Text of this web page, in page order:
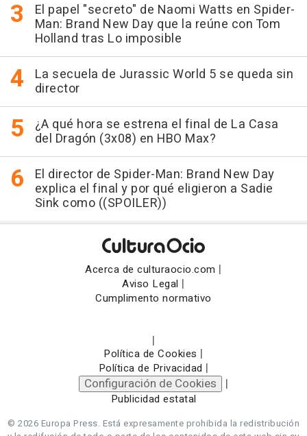
El papel "secreto" de Naomi Watts en Spider-
Man: Brand New Day que la reúne con Tom
Holland tras Lo imposible
La secuela de Jurassic World 5 se queda sin
director
¿A qué hora se estrena el final de La Casa
del Dragón (3x08) en HBO Max?
El director de Spider-Man: Brand New Day
explica el final y por qué eligieron a Sadie
Sink como ((SPOILER))
Acerca de culturaocio.com |
Aviso Legal |
Cumplimento normativo
|
Política de Cookies |
Política de Privacidad |
Configuración de Cookies |
Publicidad estatal
© 2026 Europa Press. Está expresamente prohibida la redistribución